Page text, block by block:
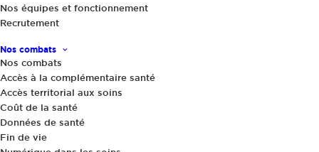
Nos équipes et fonctionnement
Recrutement
Nos combats
Nos combats
Accès à la complémentaire santé
Accès territorial aux soins
Coût de la santé
Données de santé
Fin de vie
Accueil
donnons-leur la parole : entretien croisé avec deux d’entre eux